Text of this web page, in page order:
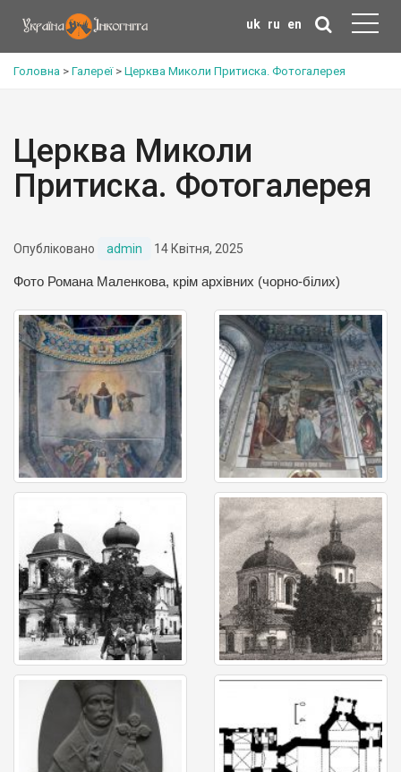
uk ru en
Головна > Галереї> Церква Миколи Притиска. Фотогалерея
Церква Миколи
Притиска. Фотогалерея
Опубліковано admin 14 Квітня, 2025
Фото Романа Маленкова, крім архівних (чорно-білих)